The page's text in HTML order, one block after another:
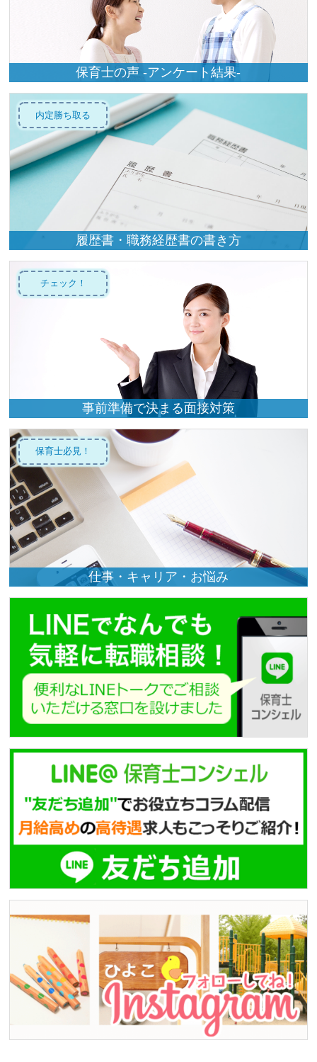
保育士の声 -アンケート結果-
内定勝ち取る
履歴書・職務経歴書の書き方
チェック！
事前準備で決まる面接対策
保育士必見！
仕事・キャリア・お悩み